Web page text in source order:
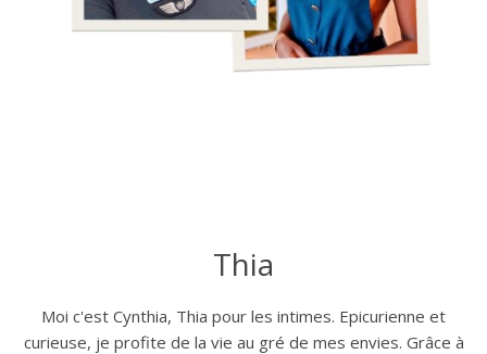
Thia
Moi c'est Cynthia, Thia pour les intimes. Epicurienne et
curieuse, je profite de la vie au gré de mes envies. Grâce à